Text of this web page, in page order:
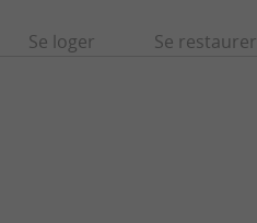
Se loger Se restaurer